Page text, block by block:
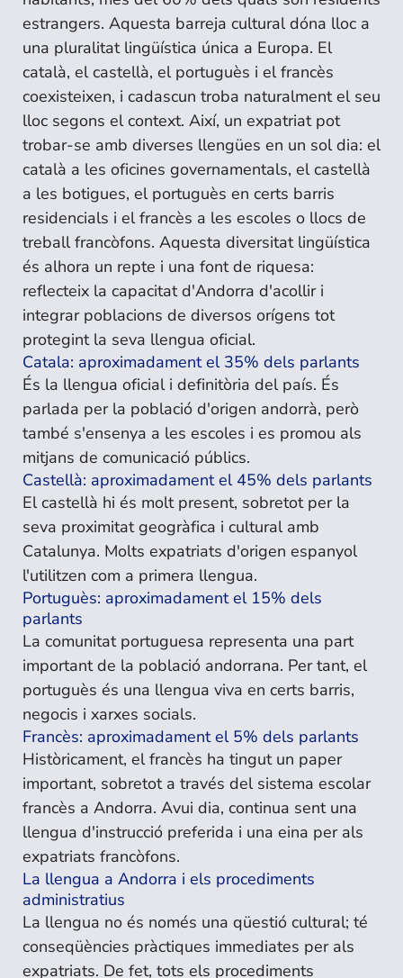
estrangers. Aquesta barreja cultural dóna lloc a
una pluralitat lingüística única a Europa. El
català, el castellà, el portuguès i el francès
coexisteixen, i cadascun troba naturalment el seu
lloc segons el context. Així, un expatriat pot
trobar-se amb diverses llengües en un sol dia: el
català a les oficines governamentals, el castellà
a les botigues, el portuguès en certs barris
residencials i el francès a les escoles o llocs de
treball francòfons. Aquesta diversitat lingüística
és alhora un repte i una font de riquesa:
reflecteix la capacitat d'Andorra d'acollir i
integrar poblacions de diversos orígens tot
protegint la seva llengua oficial.
Catala: aproximadament el 35% dels parlants
És la llengua oficial i definitòria del país. És
parlada per la població d'origen andorrà, però
també s'ensenya a les escoles i es promou als
mitjans de comunicació públics.
Castellà: aproximadament el 45% dels parlants
El castellà hi és molt present, sobretot per la
seva proximitat geogràfica i cultural amb
Catalunya. Molts expatriats d'origen espanyol
l'utilitzen com a primera llengua.
Portuguès: aproximadament el 15% dels
parlants
La comunitat portuguesa representa una part
important de la població andorrana. Per tant, el
portuguès és una llengua viva en certs barris,
negocis i xarxes socials.
Francès: aproximadament el 5% dels parlants
Històricament, el francès ha tingut un paper
important, sobretot a través del sistema escolar
francès a Andorra. Avui dia, continua sent una
llengua d'instrucció preferida i una eina per als
expatriats francòfons.
La llengua a Andorra i els procediments
administratius
La llengua no és només una qüestió cultural; té
conseqüències pràctiques immediates per als
expatriats. De fet, tots els procediments